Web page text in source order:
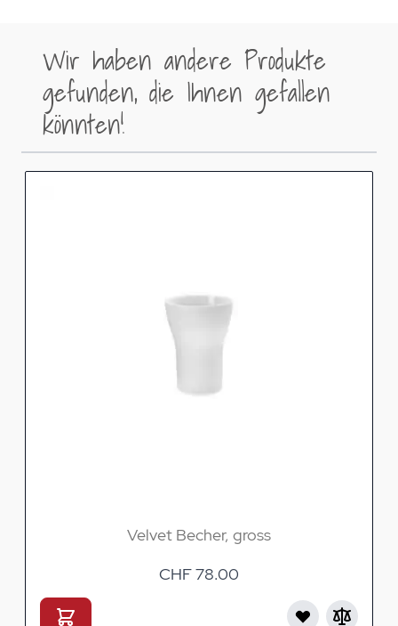
Wir haben andere Produkte
gefunden, die Ihnen gefallen
könnten!
Velvet Becher, gross
CHF 78.00